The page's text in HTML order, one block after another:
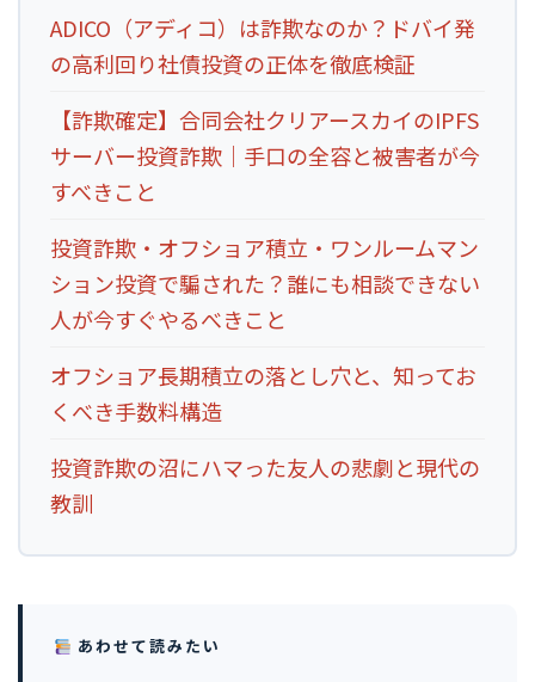
ADICO（アディコ）は詐欺なのか？ドバイ発
の高利回り社債投資の正体を徹底検証
【詐欺確定】合同会社クリアースカイのIPFS
サーバー投資詐欺｜手口の全容と被害者が今
すべきこと
投資詐欺・オフショア積立・ワンルームマン
ション投資で騙された？誰にも相談できない
人が今すぐやるべきこと
オフショア長期積立の落とし穴と、知ってお
くべき手数料構造
投資詐欺の沼にハマった友人の悲劇と現代の
教訓
あわせて読みたい